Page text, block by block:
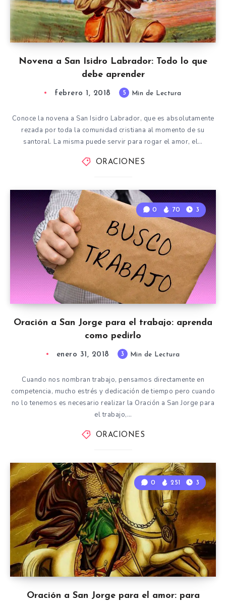
Novena a San Isidro Labrador: Todo lo que
debe aprender
febrero 1, 2018 5 Min de Lectura
Conoce la novena a San Isidro Labrador, que es absolutamente
rezada por toda la comunidad cristiana al momento de su
santoral. La misma puede servir para rogar el amor, el…
ORACIONES
Oración a San Jorge para el trabajo: aprenda
como pedirlo
0 70 3
enero 31, 2018 3 Min de Lectura
Cuando nos nombran trabajo, pensamos directamente en
competencia, mucho estrés y dedicación de tiempo pero cuando
no lo tenemos es necesario realizar la Oración a San Jorge para
el trabajo,…
ORACIONES
Oración a San Jorge para el amor: para
0 251 3